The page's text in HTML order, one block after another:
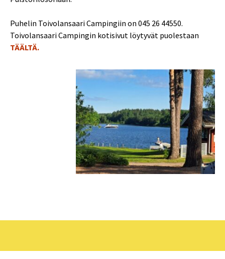
Puhelin Toivolansaari Campingiin on 045 26 44550.
Toivolansaari Campingin kotisivut löytyvät puolestaan
TÄÄLTÄ.